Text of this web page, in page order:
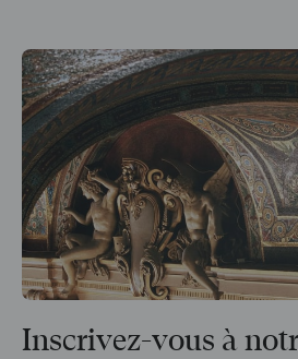
Inscrivez-vous à